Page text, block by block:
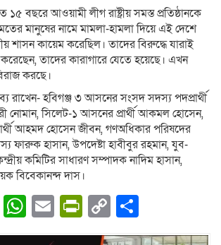
বছরে আওয়ামী লীগ রাষ্ট্রীয় সমস্ত প্রতিষ্ঠানকে
মানুষের নামে মামলা-হামলা দিয়ে এই দেশে
শাসন কায়েম করেছিল। তাদের বিরুদ্ধে যারাই
তাদের কারাগারে যেতে হয়েছে। এখন
করছে।
রাখেন- হবিগঞ্জ ৩ আসনের সংসদ সদস্য পদপ্রার্থী
নোমান, সিলেট-১ আসনের প্রার্থী আকমল হোসেন,
আহমদ হোসেন জীবন, গণঅধিকার পরিষদের
ফারুক হাসান, উপদেষ্টা হাবীবুর রহমান, যুব-
কমিটির সাধারণ সম্পাদক নাদিম হাসান,
বিবেকানন্দ দাস।
Messenger
WhatsApp
EmailPrintFriendly
Copy
Link